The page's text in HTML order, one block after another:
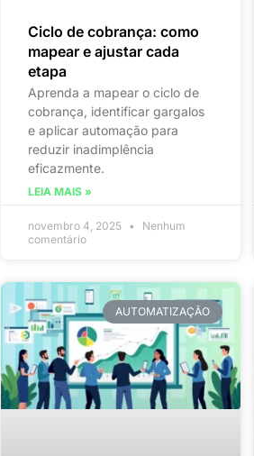
Ciclo de cobrança: como
mapear e ajustar cada
etapa
Aprenda a mapear o ciclo de
cobrança, identificar gargalos
e aplicar automação para
reduzir inadimplência
eficazmente.
LEIA MAIS »
novembro 4, 2025
Nenhum
comentário
AUTOMATIZAÇÃO